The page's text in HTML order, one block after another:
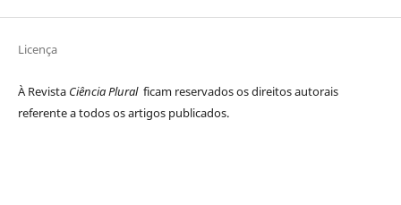
Licença
À Revista Ciência Plural ficam reservados os direitos autorais
referente a todos os artigos publicados.